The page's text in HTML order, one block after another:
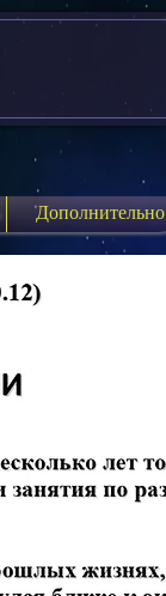
Дополнительно